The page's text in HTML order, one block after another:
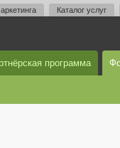
Каталог услуг
программа